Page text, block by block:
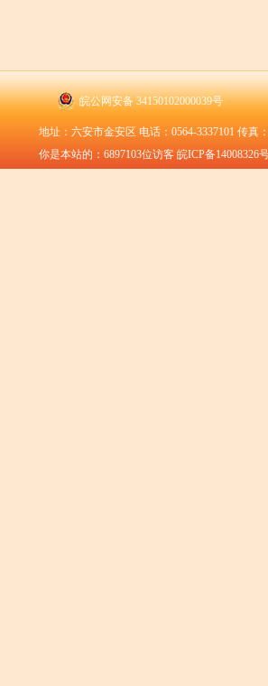
皖公网安备 34150102000039号
地址：六安市金安区 电话：0564-3337101 传真
你是本站的： 6897103位访客 皖ICP备14008326